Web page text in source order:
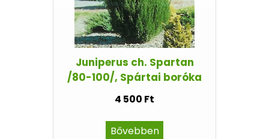
Juniperus ch. Spartan
/80-100/, Spártai boróka
4 500 Ft
Bővebben